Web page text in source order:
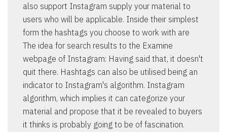
also support Instagram supply your material to
users who will be applicable. Inside their simplest
form the hashtags you choose to work with are
The idea for search results to the Examine
webpage of Instagram: Having said that, it doesn't
quit there. Hashtags can also be utilised being an
indicator to Instagram's algorithm. Instagram
algorithm, which implies it can categorize your
material and propose that it be revealed to buyers
it thinks is probably going to be of fascination.